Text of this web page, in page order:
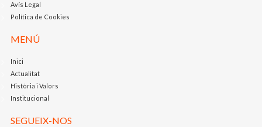
Avís Legal
Política de Cookies
MENÚ
Inici
Actualitat
Història i Valors
Institucional
SEGUEIX-NOS